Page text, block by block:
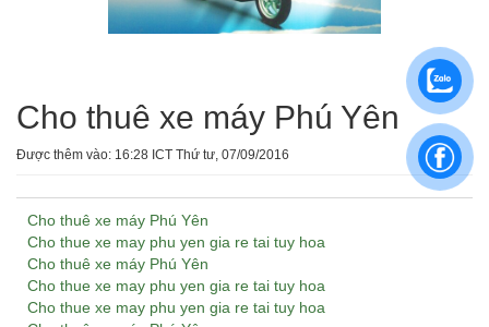
Cho thuê xe máy Phú Yên
Được thêm vào: 16:28 ICT Thứ tư, 07/09/2016
Cho thuê xe máy Phú Yên
Cho thue xe may phu yen gia re tai tuy hoa
Cho thuê xe máy Phú Yên
Cho thue xe may phu yen gia re tai tuy hoa
Cho thue xe may phu yen gia re tai tuy hoa